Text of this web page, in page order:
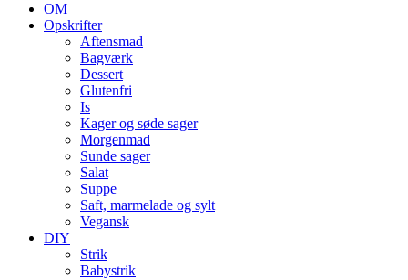
OM
Opskrifter
Aftensmad
Bagværk
Dessert
Glutenfri
Is
Kager og søde sager
Morgenmad
Sunde sager
Salat
Suppe
Saft, marmelade og sylt
Vegansk
DIY
Strik
Babystrik